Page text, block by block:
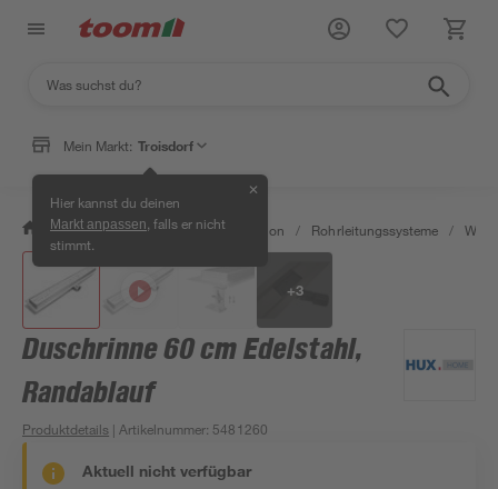
Mein Markt: Troisdorf
Hier kannst du deinen
Markt anpassen , falls er nicht
stimmt.
✕
/ Bad & Sanitär / Sanitärinstallation / Rohrleitungssysteme /
+3
Duschrinne 60 cm Edelstahl,
Randablauf
Produktdetails | Artikelnummer: 5481260
Aktuell nicht verfügbar